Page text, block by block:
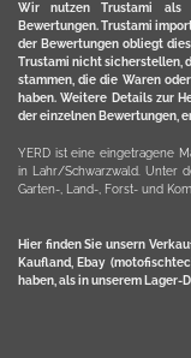
Wir nutzen Trustami als
Bewertungen. Trustami
der Bewertungen obliegt
Trustami nicht sicherstellen,
stammen, die die Waren
haben. Weitere Details zur
der einzelnen Bewertungen,
YERD ist eine eingetragene
in Lahr/Schwarzwald. Unter
Garten-, Land-, Forst- und
Hier finden Sie unsern
Kaufland, Ebay
haben, als in unserem Lager-